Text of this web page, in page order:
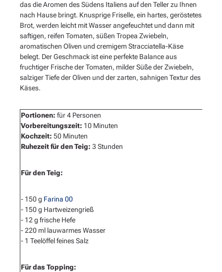
das die Aromen des Südens Italiens auf den Teller zu Ihnen
nach Hause bringt. Knusprige Friselle, ein hartes, geröstetes
Brot, werden leicht mit Wasser angefeuchtet und dann mit
saftigen, reifen Tomaten, süßen Tropea Zwiebeln,
aromatischen Oliven und cremigem Stracciatella-Käse
belegt. Der Geschmack ist eine perfekte Balance aus
fruchtiger Frische der Tomaten, milder Süße der Zwiebeln,
salziger Tiefe der Oliven und der zarten, sahnigen Textur des
Käses.
Portionen: für 4 Personen
Vorbereitungszeit: 10 Minuten
Kochzeit: 50 Minuten
Ruhezeit für den Teig: 3 Stunden
Für den Teig:
- 150 g Farina 00
- 150 g Hartweizengrieß
- 12 g frische Hefe
- 220 ml lauwarmes Wasser
- 1 Teelöffel feines Salz
Für das Topping: